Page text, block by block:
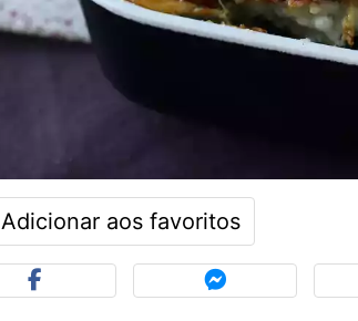
Adicionar aos favoritos